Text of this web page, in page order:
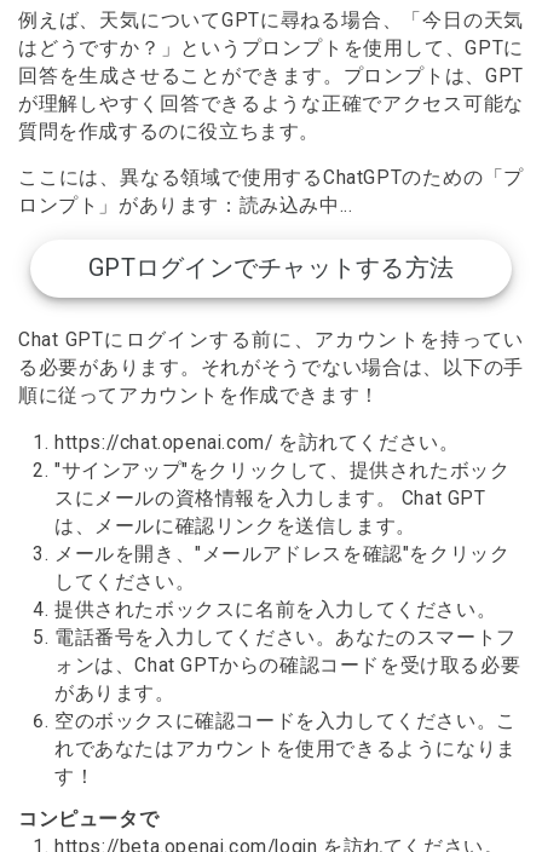
例えば、天気についてGPTに尋ねる場合、「今日の天気
はどうですか？」というプロンプトを使用して、GPTに
回答を生成させることができます。プロンプトは、GPT
が理解しやすく回答できるような正確でアクセス可能な
質問を作成するのに役立ちます。
ここには、異なる領域で使用するChatGPTのための「プ
ロンプト」があります：読み込み中...
GPTログインでチャットする方法
Chat GPTにログインする前に、アカウントを持ってい
る必要があります。それがそうでない場合は、以下の手
順に従ってアカウントを作成できます！
https://chat.openai.com/ を訪れてください。
"サインアップ"をクリックして、提供されたボック
スにメールの資格情報を入力します。 Chat GPT
は、メールに確認リンクを送信します。
メールを開き、"メールアドレスを確認"をクリック
してください。
提供されたボックスに名前を入力してください。
電話番号を入力してください。あなたのスマートフ
ォンは、Chat GPTからの確認コードを受け取る必要
があります。
空のボックスに確認コードを入力してください。こ
れであなたはアカウントを使用できるようになりま
す！
コンピュータで
https://beta.openai.com/login を訪れてください。